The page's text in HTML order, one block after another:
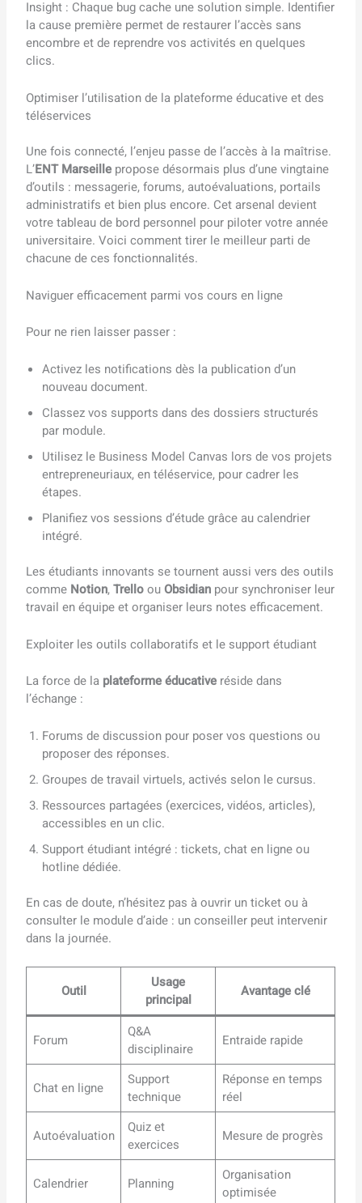
Insight : Chaque bug cache une solution simple. Identifier
la cause première permet de restaurer l’accès sans
encombre et de reprendre vos activités en quelques
clics.
Optimiser l’utilisation de la plateforme éducative et des
téléservices
Une fois connecté, l’enjeu passe de l’accès à la maîtrise.
L’ENT Marseille propose désormais plus d’une vingtaine
d’outils : messagerie, forums, autoévaluations, portails
administratifs et bien plus encore. Cet arsenal devient
votre tableau de bord personnel pour piloter votre année
universitaire. Voici comment tirer le meilleur parti de
chacune de ces fonctionnalités.
Naviguer efficacement parmi vos cours en ligne
Pour ne rien laisser passer :
Activez les notifications dès la publication d’un
nouveau document.
Classez vos supports dans des dossiers structurés
par module.
Utilisez le Business Model Canvas lors de vos projets
entrepreneuriaux, en téléservice, pour cadrer les
étapes.
Planifiez vos sessions d’étude grâce au calendrier
intégré.
Les étudiants innovants se tournent aussi vers des outils
comme Notion,TrelloouObsidian pour synchroniser leur
travail en équipe et organiser leurs notes efficacement.
Exploiter les outils collaboratifs et le support étudiant
La force de la plateforme éducative réside dans
l’échange :
Forums de discussion pour poser vos questions ou
proposer des réponses.
Groupes de travail virtuels, activés selon le cursus.
Ressources partagées (exercices, vidéos, articles),
accessibles en un clic.
Support étudiant intégré : tickets, chat en ligne ou
hotline dédiée.
En cas de doute, n’hésitez pas à ouvrir un ticket ou à
consulter le module d’aide : un conseiller peut intervenir
dans la journée.
Outil
Usage
principal
Avantage clé
Forum
Q&A
disciplinaire
Entraide rapide
Chat en ligne
Support
technique
Réponse en temps
réel
Autoévaluation
Quiz et
exercices
Mesure de progrès
Calendrier Planning
Organisation
optimisée